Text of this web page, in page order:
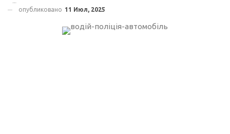
опубликовано 11 Июл, 2025